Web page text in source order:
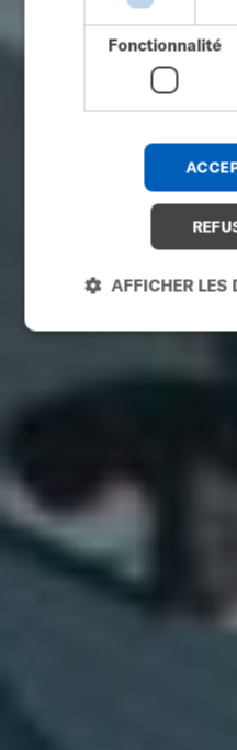
Fonctionnalité
AFFICHER LES